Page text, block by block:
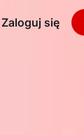
Zaloguj się